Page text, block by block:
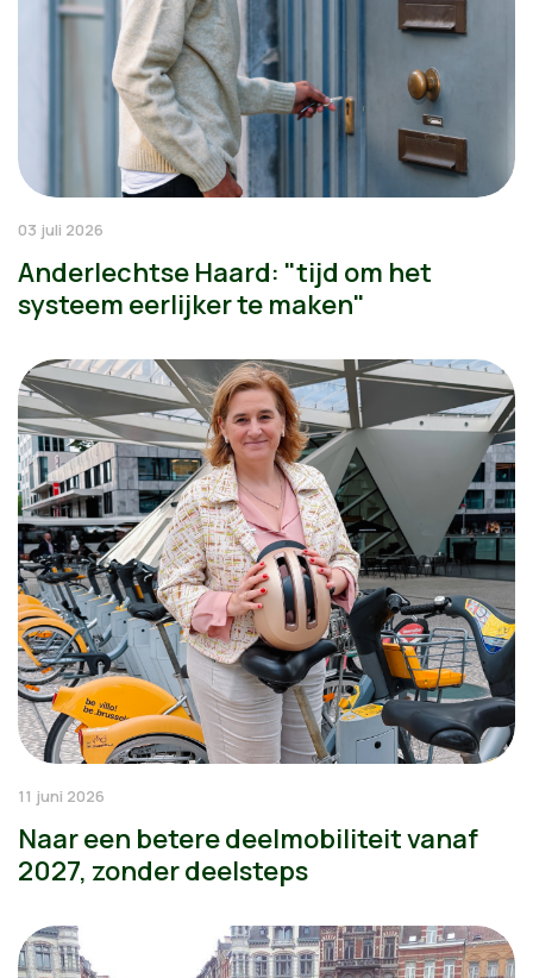
03 juli 2026
Anderlechtse Haard: "tijd om het
systeem eerlijker te maken"
11 juni 2026
Naar een betere deelmobiliteit vanaf
2027, zonder deelsteps